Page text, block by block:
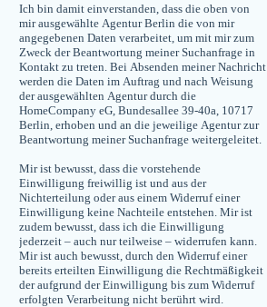
Ich bin damit einverstanden, dass die oben von
mir ausgewählte Agentur Berlin die von mir
angegebenen Daten verarbeitet, um mit mir zum
Zweck der Beantwortung meiner Suchanfrage in
Kontakt zu treten. Bei Absenden meiner Nachricht
werden die Daten im Auftrag und nach Weisung
der ausgewählten Agentur durch die
HomeCompany eG, Bundesallee 39-40a, 10717
Berlin, erhoben und an die jeweilige Agentur zur
Beantwortung meiner Suchanfrage weitergeleitet.
Mir ist bewusst, dass die vorstehende
Einwilligung freiwillig ist und aus der
Nichterteilung oder aus einem Widerruf einer
Einwilligung keine Nachteile entstehen. Mir ist
zudem bewusst, dass ich die Einwilligung
jederzeit – auch nur teilweise – widerrufen kann.
Mir ist auch bewusst, durch den Widerruf einer
bereits erteilten Einwilligung die Rechtmäßigkeit
der aufgrund der Einwilligung bis zum Widerruf
erfolgten Verarbeitung nicht berührt wird.